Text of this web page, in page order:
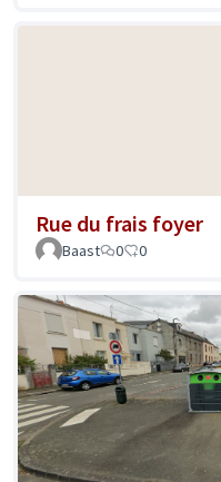
Rue du frais foyer
Baast 0 0